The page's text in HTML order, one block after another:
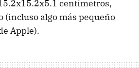
centímetros,
(incluso algo más pequeño
Apple).